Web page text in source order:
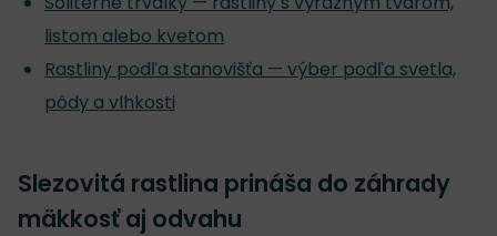
listom alebo kvetom
Rastliny podľa stanovišťa — výber podľa svetla,
pôdy a vlhkosti
Slezovitá rastlina prináša do záhrady
mäkkosť aj odvahu